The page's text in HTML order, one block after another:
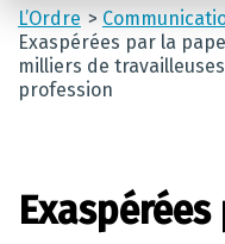
L’Ordre
Exaspérées par la
milliers de
profession